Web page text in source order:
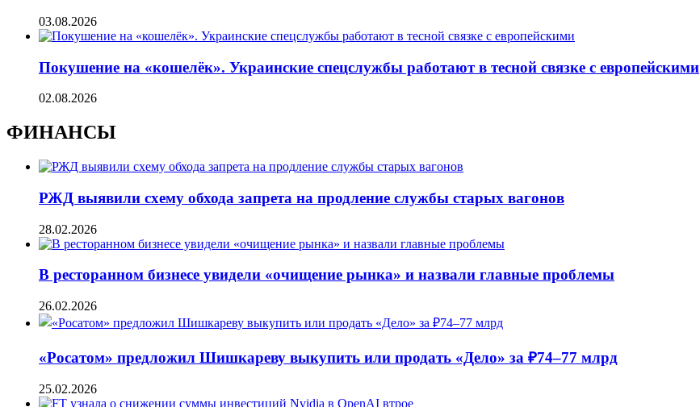
03.08.2026
Покушение на «кошелёк». Украинские спецслужбы работают в тесной связке с европейскими
02.08.2026
ФИНАНСЫ
РЖД выявили схему обхода запрета на продление службы старых вагонов
28.02.2026
В ресторанном бизнесе увидели «очищение рынка» и назвали главные проблемы
26.02.2026
«Росатом» предложил Шишкареву выкупить или продать «Дело» за ₽74–77 млрд
25.02.2026